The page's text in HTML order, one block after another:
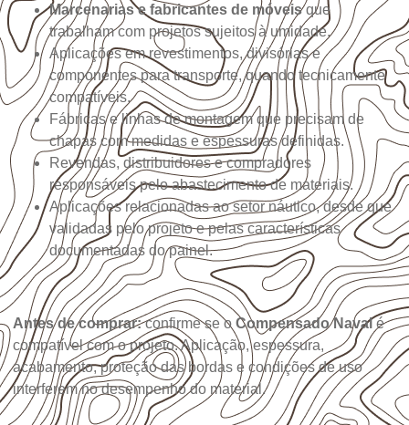
Marcenarias e fabricantes de móveisque
trabalham com projetos sujeitos à umidade.
Aplicações em revestimentos, divisórias e
componentes para transporte, quando tecnicamente
compatíveis.
Fábricas e linhas de montagem que precisam de
chapas com medidas e espessuras definidas.
Revendas, distribuidores e compradores
responsáveis pelo abastecimento de materiais.
Aplicações relacionadas ao setor náutico, desde que
validadas pelo projeto e pelas características
documentadas do painel.
Antes de comprar:confirme se o Compensado Navalé
compatível com o projeto. Aplicação, espessura,
acabamento, proteção das bordas e condições de uso
interferem no desempenho do material.